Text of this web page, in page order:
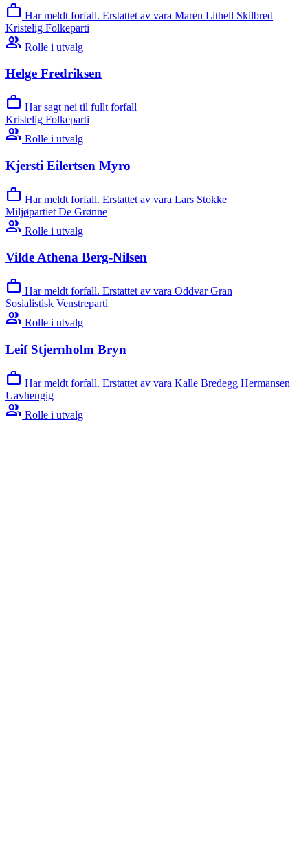
work Har meldt forfall. Erstattet av vara Maren Lithell Skilbred
Kristelig Folkeparti
group Rolle i utvalg
Helge Fredriksen
work Har sagt nei til fullt forfall
Kristelig Folkeparti
group Rolle i utvalg
Kjersti Eilertsen Myro
work Har meldt forfall. Erstattet av vara Lars Stokke
Miljøpartiet De Grønne
group Rolle i utvalg
Vilde Athena Berg-Nilsen
work Har meldt forfall. Erstattet av vara Oddvar Gran
Sosialistisk Venstreparti
group Rolle i utvalg
Leif Stjernholm Bryn
work Har meldt forfall. Erstattet av vara Kalle Bredegg Hermansen
Uavhengig
group Rolle i utvalg